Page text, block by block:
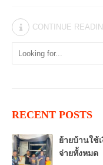
CONTINUE
RECENT POSTS
ย้ายบ้านใช้
จ่ายทั้งหมด